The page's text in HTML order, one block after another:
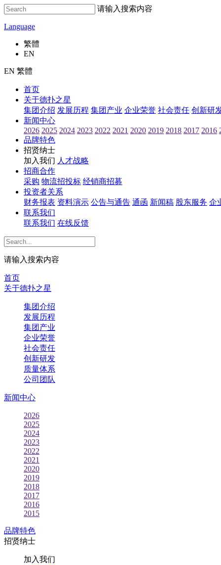
请输入搜索内容
Language
繁體
EN
EN 繁體
首页
关于德扑之星
集团介绍 发展历程 集团产业 企业荣誉 社会责任 创新研
新闻中心
2026 2025 2024 2023 2022 2021 2020 2019 2018 2017 2016
品牌特色
招贤纳士
加入我们 人才战略
招商合作
采购 物流招投标 经销商招募
投资者关系
财务报表 资料演示 公告与通告 通函 新闻稿 股东服务 企
联系我们
联系我们 在线反馈
请输入搜索内容
首页
关于德扑之星
集团介绍
发展历程
集团产业
企业荣誉
社会责任
创新研发
质量体系
公司团队
新闻中心
2026
2025
2024
2023
2022
2021
2020
2019
2018
2017
2016
2015
品牌特色
招贤纳士
加入我们